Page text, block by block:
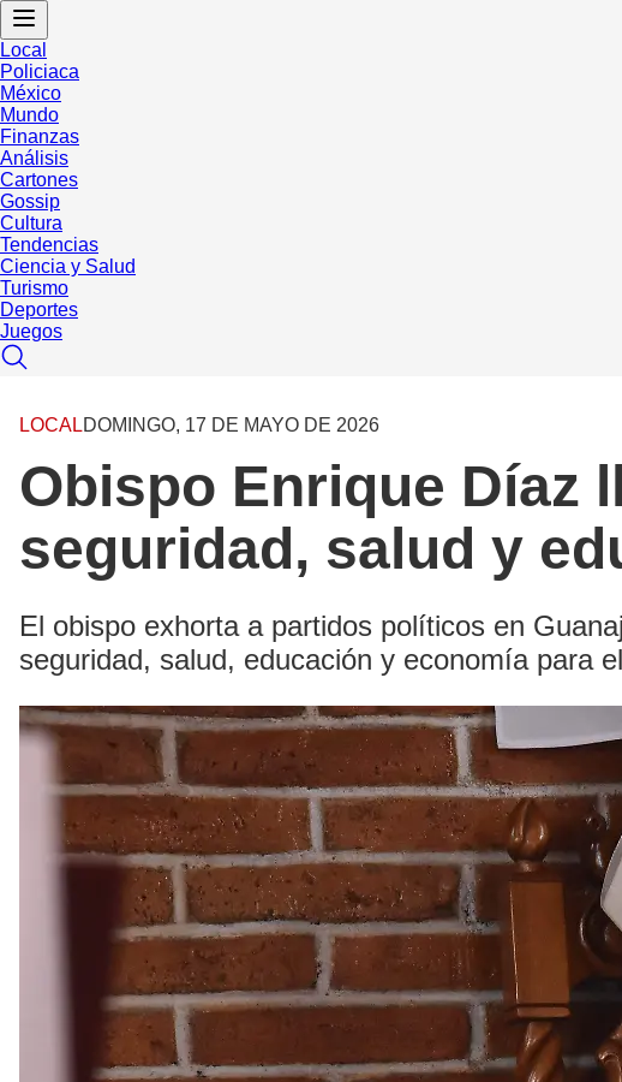
Local
Policiaca
México
Mundo
Finanzas
Análisis
Cartones
Gossip
Cultura
Tendencias
Ciencia y Salud
Turismo
Deportes
Juegos
LOCALDOMINGO, 17 DE MAYO DE 2026
Obispo Enrique Díaz
seguridad, salud y
El obispo exhorta a partidos políticos en
seguridad, salud, educación y economía para